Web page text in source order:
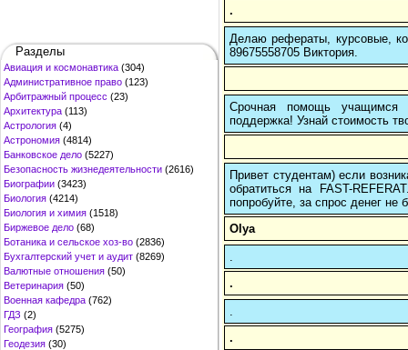
Разделы
Авиация и космонавтика (304)
Административное право (123)
Арбитражный процесс (23)
Архитектура (113)
Астрология (4)
Астрономия (4814)
Банковское дело (5227)
Безопасность жизнедеятельности (2616)
Биографии (3423)
Биология (4214)
Биология и химия (1518)
Биржевое дело (68)
Ботаника и сельское хоз-во (2836)
Бухгалтерский учет и аудит (8269)
Валютные отношения (50)
Ветеринария (50)
Военная кафедра (762)
ГДЗ (2)
География (5275)
Геодезия (30)
.
Делаю рефераты, курсовые,
89675558705 Виктория.
Срочная помощь учащимся в
поддержка! Узнай стоимость
Привет студентам) если
обратиться на FAST-
попробуйте, за спрос денег не
Olya
.
.